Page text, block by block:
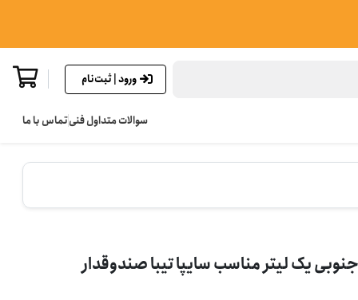
ورود | ثبت‌نام
سوالات متداول فنیتماس با ما